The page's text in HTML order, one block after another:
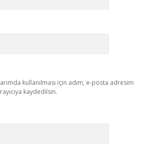
kullanılması için adım, e-posta adresim
kaydedilsin.